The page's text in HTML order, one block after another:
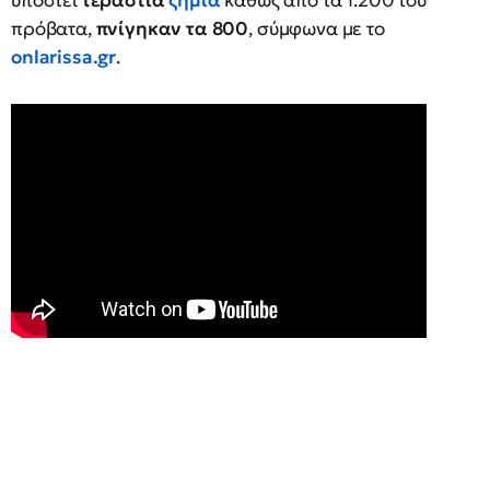
πρόβατα,πνίγηκαν τα 800, σύμφωνα με το
onlarissa.gr.